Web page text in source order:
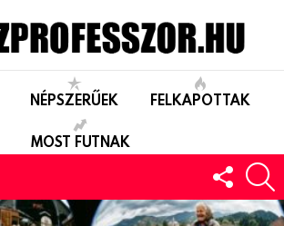
NÉPSZERŰEK FELKAPOTTAK
MOST FUTNAK
US